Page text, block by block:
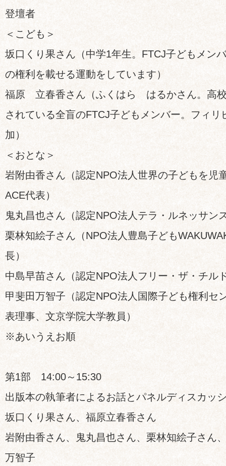
登壇者
＜こども＞
坂口くり果さん（中学1年生。FTCJ子どもメン
の権利を載せる運動をしています）
福原 立春香さん（ふくはら はるかさん。高
されている全盲のFTCJ子どもメンバー。フィリ
加）
＜おとな＞
岩附由香さん（認定NPO法人世界の子どもを児
ACE代表）
鬼丸昌也さん（認定NPO法人テラ・ルネッサン
栗林知絵子さん（NPO法人豊島子ども
長）
中島早苗さん（認定NPO法人フリー・ザ・チル
甲斐田万智子（認定NPO法人国際子ども権利セ
表理事、文京学院大学教員）
※あいうえお順
第1部 14:00～15:30
出版本の執筆者によるお話とパネルディスカッ
坂口くり果さん、福原立春香さん
岩附由香さん、鬼丸昌也さん、栗林知絵子さん
万智子